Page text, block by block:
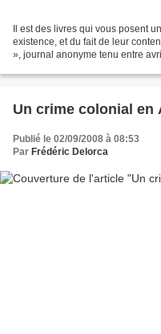
Il est des livres qui vous posent
existence, et du fait de leur
», journal anonyme tenu entre
Un crime colonial en
Publié le 02/09/2008 à 08:53
Par Frédéric Delorca